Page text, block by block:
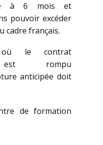
à 6 mois et
pouvoir excéder
cadre français.
où le contrat
est rompu
anticipée doit
de formation